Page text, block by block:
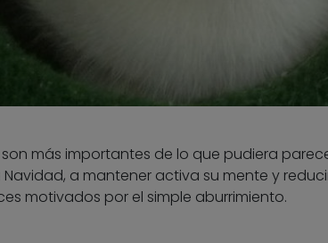
son más importantes de lo que pudiera
a mantener activa su mente y
motivados por el simple aburrimiento.